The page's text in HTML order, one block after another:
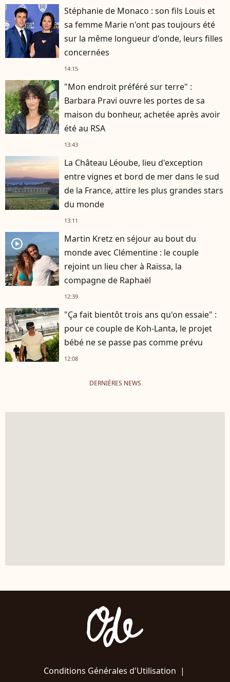
Stéphanie de Monaco : son fils Louis et
sa femme Marie n'ont pas toujours été
sur la même longueur d'onde, leurs filles
concernées
14:15
"Mon endroit préféré sur terre" :
Barbara Pravi ouvre les portes de sa
maison du bonheur, achetée après avoir
été au RSA
13:43
La Château Léoube, lieu d'exception
entre vignes et bord de mer dans le sud
de la France, attire les plus grandes stars
du monde
13:11
player2
Martin Kretz en séjour au bout du
monde avec Clémentine : le couple
rejoint un lieu cher à Raïssa, la
compagne de Raphaël
12:39
"Ça fait bientôt trois ans qu'on essaie" :
pour ce couple de Koh-Lanta, le projet
bébé ne se passe pas comme prévu
12:08
DERNIÈRES NEWS
Conditions Générales d'Utilisation |